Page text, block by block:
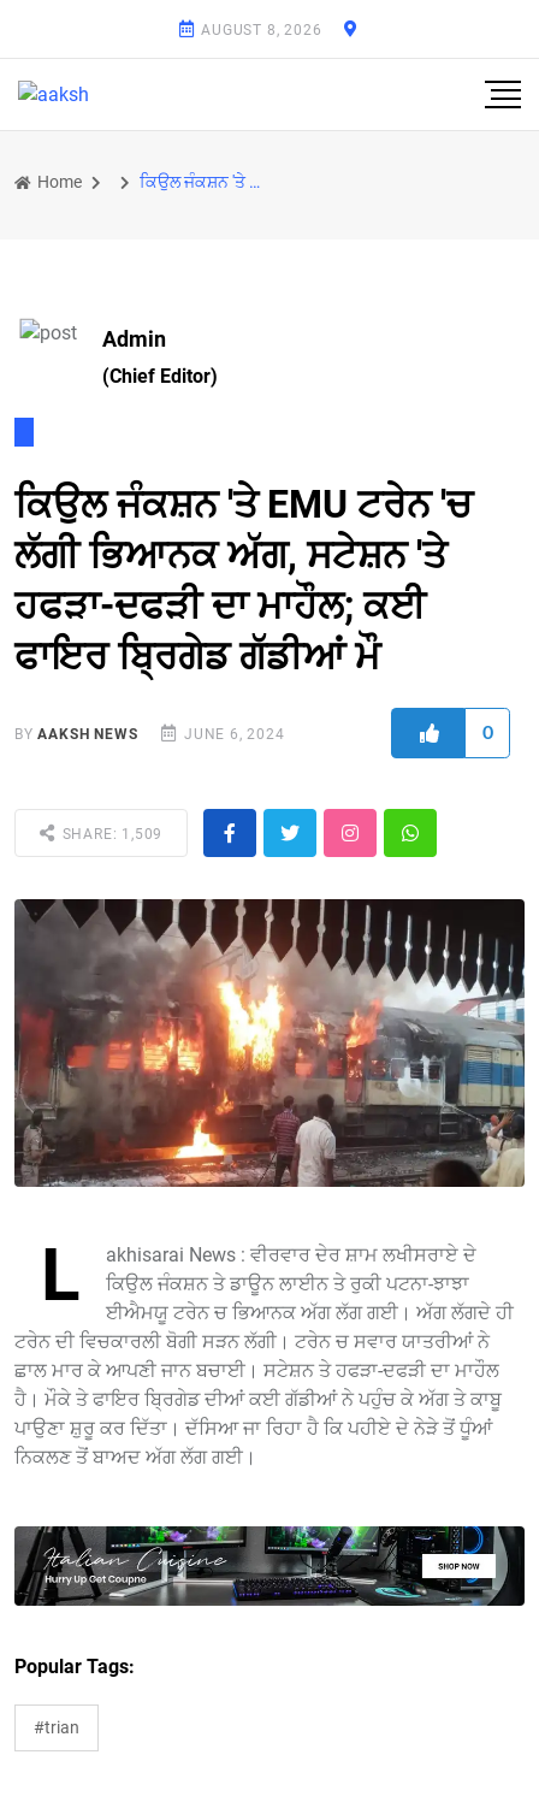
AUGUST 8, 2026
Home ਕਿਉਲ ਜੰਕਸ਼ਨ 'ਤੇ EMU ਟਰੇਨ 'ਚ ਲੱਗੀ ਭਿਆਨਕ ਅੱਗ, ਸਟੇਸ਼ਨ 'ਤੇ ਹਫੜਾ-ਦਫੜੀ ਦਾ ਮਾਹੌਲ; ਕਈ ਫਾਇਰ ਬ੍ਰਿਗੇਡ ਗੱਡੀਆਂ ਮੌ
Admin
(Chief Editor)
ਕਿਉਲ ਜੰਕਸ਼ਨ 'ਤੇ EMU ਟਰੇਨ 'ਚ
ਲੱਗੀ ਭਿਆਨਕ ਅੱਗ, ਸਟੇਸ਼ਨ 'ਤੇ
ਹਫੜਾ-ਦਫੜੀ ਦਾ ਮਾਹੌਲ; ਕਈ
ਫਾਇਰ ਬ੍ਰਿਗੇਡ ਗੱਡੀਆਂ ਮੌ
BYAAKSH NEWS JUNE 6, 2024 0
SHARE: 1,509
L
akhisarai News : ਵੀਰਵਾਰ ਦੇਰ ਸ਼ਾਮ ਲਖੀਸਰਾਏ ਦੇ
ਕਿਉਲ ਜੰਕਸ਼ਨ ਤੇ ਡਾਊਨ ਲਾਈਨ ਤੇ ਰੁਕੀ ਪਟਨਾ-ਝਾਝਾ
ਈਐਮਯੂ ਟਰੇਨ ਚ ਭਿਆਨਕ ਅੱਗ ਲੱਗ ਗਈ। ਅੱਗ ਲੱਗਦੇ ਹੀ
ਟਰੇਨ ਦੀ ਵਿਚਕਾਰਲੀ ਬੋਗੀ ਸੜਨ ਲੱਗੀ। ਟਰੇਨ ਚ ਸਵਾਰ ਯਾਤਰੀਆਂ ਨੇ
ਛਾਲ ਮਾਰ ਕੇ ਆਪਣੀ ਜਾਨ ਬਚਾਈ। ਸਟੇਸ਼ਨ ਤੇ ਹਫੜਾ-ਦਫੜੀ ਦਾ ਮਾਹੌਲ
ਹੈ। ਮੌਕੇ ਤੇ ਫਾਇਰ ਬ੍ਰਿਗੇਡ ਦੀਆਂ ਕਈ ਗੱਡੀਆਂ ਨੇ ਪਹੁੰਚ ਕੇ ਅੱਗ ਤੇ ਕਾਬੂ
ਪਾਉਣਾ ਸ਼ੁਰੂ ਕਰ ਦਿੱਤਾ। ਦੱਸਿਆ ਜਾ ਰਿਹਾ ਹੈ ਕਿ ਪਹੀਏ ਦੇ ਨੇੜੇ ਤੋਂ ਧੂੰਆਂ
ਨਿਕਲਣ ਤੋਂ ਬਾਅਦ ਅੱਗ ਲੱਗ ਗਈ।
Popular Tags:
#trian